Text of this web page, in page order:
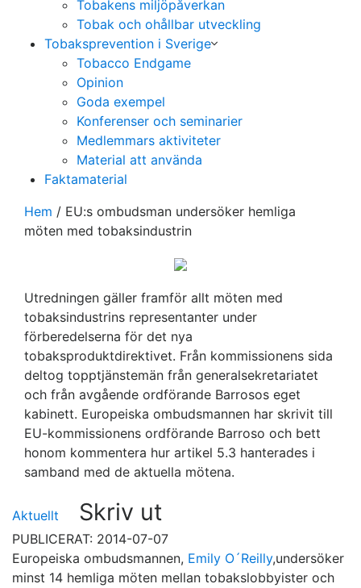
Tobakens miljöpåverkan
Tobak och ohållbar utveckling
Tobaksprevention i Sverige
Tobacco Endgame
Opinion
Goda exempel
Konferenser och seminarier
Medlemmars aktiviteter
Material att använda
Faktamaterial
Hem / EU:s ombudsman undersöker hemliga
möten med tobaksindustrin
Utredningen gäller framför allt möten med
tobaksindustrins representanter under
förberedelserna för det nya
tobaksproduktdirektivet. Från kommissionens sida
deltog topptjänstemän från generalsekretariatet
och från avgående ordförande Barrosos eget
kabinett. Europeiska ombudsmannen har skrivit till
EU-kommissionens ordförande Barroso och bett
honom kommentera hur artikel 5.3 hanterades i
samband med de aktuella mötena.
Aktuellt Skriv ut
PUBLICERAT: 2014-07-07
Europeiska ombudsmannen, Emily O´Reilly,undersöker
minst 14 hemliga möten mellan tobakslobbyister och